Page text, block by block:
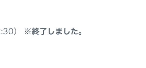
） ※終了しました。